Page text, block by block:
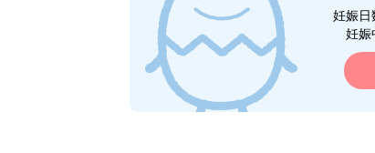
妊娠日
妊娠